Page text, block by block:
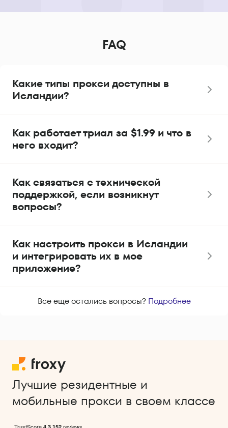
FAQ
Какие типы прокси доступны в
Исландии?
Как работает триал за $1.99 и что в
него входит?
Как связаться с технической
поддержкой, если возникнут
вопросы?
Как настроить прокси в Исландии
и интегрировать их в мое
приложение?
Все еще остались вопросы? Подробнее
Лучшие резидентные и
мобильные прокси в своем классе